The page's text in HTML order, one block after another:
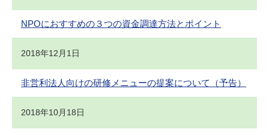
NPOにおすすめの３つの資金調達方法とポイント
2018年12月1日
非営利法人向けの研修メニューの提案について（予告）
2018年10月18日